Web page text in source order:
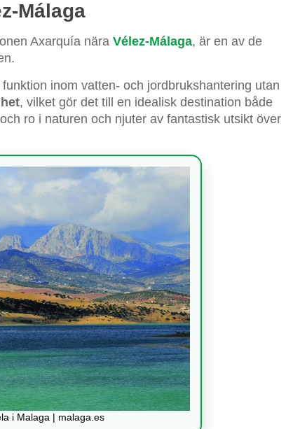
Málaga
Axarquía nära Vélez-Málaga, är en av de
inom vatten- och jordbrukshantering utan
, vilket gör det till en idealisk destination både
ro i naturen och njuter av fantastisk utsikt över
i Malaga | malaga.es